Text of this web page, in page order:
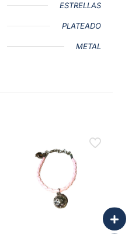
ESTRELLAS
PLATEADO
METAL